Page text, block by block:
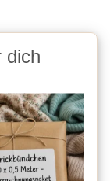
dich